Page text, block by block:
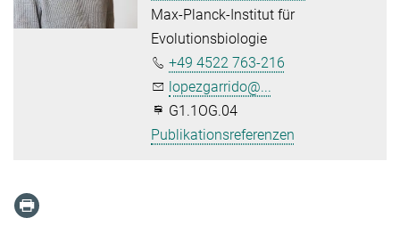
Max-Planck-Institut für
Evolutionsbiologie
+49 4522 763-216
lopezgarrido@...
G1.1OG.04
Publikationsreferenzen